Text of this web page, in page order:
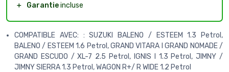
＋
Garantieincluse
COMPATIBLE AVEC: : SUZUKI BALENO / ESTEEM 1.3 Petrol,
BALENO / ESTEEM 1.6 Petrol, GRAND VITARA I GRAND NOMADE /
GRAND ESCUDO / XL-7 2.5 Petrol, IGNIS I 1.3 Petrol, JIMNY /
JIMNY SIERRA 1.3 Petrol, WAGON R+/ R WIDE 1.2 Petrol